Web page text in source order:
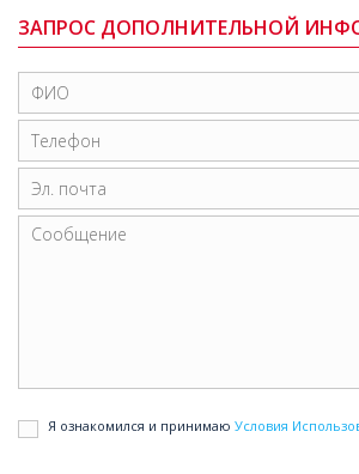
ЗАПРОС ДОПОЛНИТЕЛЬНОЙ
Я ознакомился и принимаю Условия